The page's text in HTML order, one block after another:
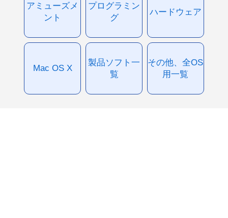
アミューズメ
ント
プログラミン
グ
ハードウェア
Mac OS X
製品ソフト一
覧
その他、全OS
用一覧